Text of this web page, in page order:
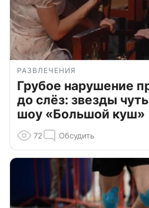
РАЗВЛЕЧЕНИЯ
Грубое нарушение
до слёз: звезды
шоу «Большой куш»
72 Обсудить